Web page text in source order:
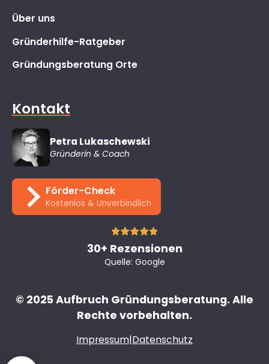
Über uns
Gründerhilfe-Ratgeber
Gründungsberatung Orte
Kontakt
Petra Lukaschewski
Gründerin & Coach
Förder-Check
Kostenlos & Unverbindlich
30+ Rezensionen
Quelle: Google
© 2025 Aufbruch Gründungsberatung. Alle
Rechte vorbehalten.
Impressum|Datenschutz